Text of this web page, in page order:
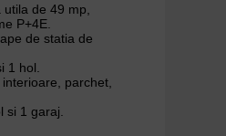
de 49 mp,
P+4E.
de statia de
1 hol.
parchet,
1 garaj.